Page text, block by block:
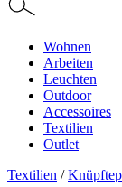
Wohnen
Arbeiten
Leuchten
Outdoor
Accessoires
Textilien
Outlet
Textilien /